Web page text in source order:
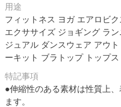
用途
フィットネス ヨガ エアロビ
エクササイズ ジョギング ラ
ジュアル ダンスウェア アウ
ーキット ブラトップ トップ
特記事項
●伸縮性のある素材は性質上
ます。